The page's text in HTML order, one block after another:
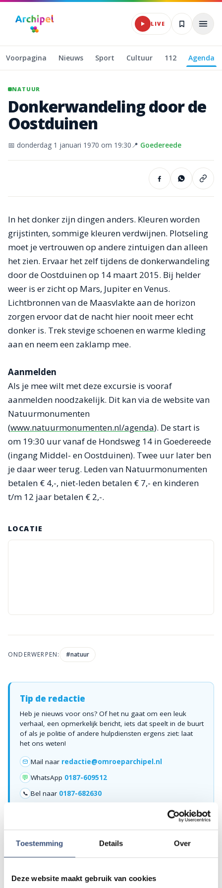
Toestemming Details Over
Deze website maakt gebruik van cookies
Naar hoofdinhoud
LIVE
Voorpagina Nieuws Sport Cultuur 112 Agenda
NATUUR
Donkerwandelingdoorde
Oostduinen
📅 donderdag 1 januari 1970 om 19:30📍 Goedereede
In het donker zijn dingen anders. Kleuren worden
grijstinten, sommige kleuren verdwijnen. Plotseling
moet je vertrouwen op andere zintuigen dan alleen
het zien. Ervaar het zelf tijdens de donkerwandeling
door de Oostduinen op 14 maart 2015. Bij helder
weer is er zicht op Mars, Jupiter en Venus.
Lichtbronnen van de Maasvlakte aan de horizon
zorgen ervoor dat de nacht hier nooit meer echt
donker is. Trek stevige schoenen en warme kleding
aan en neem een zaklamp mee.
Aanmelden
Als je mee wilt met deze excursie is vooraf
aanmelden noodzakelijk. Dit kan via de website van
Natuurmonumenten
(www.natuurmonumenten.nl/agenda). De start is
om 19:30 uur vanaf de Hondsweg 14 in Goedereede
(ingang Middel- en Oostduinen). Twee uur later ben
je daar weer terug. Leden van Natuurmonumenten
betalen € 4,-, niet-leden betalen € 7,- en kinderen
t/m 12 jaar betalen € 2,-.
LOCATIE
ONDERWERPEN: #natuur
Tip de redactie
Heb je nieuws voor ons? Of het nu gaat om een leuk
verhaal, een opmerkelijk bericht, iets dat speelt in de buurt
of als je politie of andere hulpdiensten ergens ziet: laat
het ons weten!
Mail naar redactie@omroeparchipel.nl
💬 WhatsApp 0187-609512
📞 Bel naar 0187-682630
Foutje gezien of twijfel over een advertentie?
Zie je een fout in dit artikel, werkt iets niet goed of kom je een
advertentie tegen die niet klopt? Laat het ons weten via